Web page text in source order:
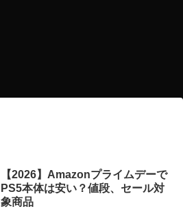
【2026】Amazonプライムデーで
PS5本体は安い？値段、セール対
象商品